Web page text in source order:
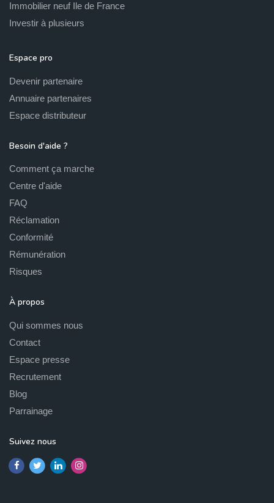
Immobilier neuf Ile de France
Investir à plusieurs
Espace pro
Devenir partenaire
Annuaire partenaires
Espace distributeur
Besoin d'aide ?
Comment ça marche
Centre d'aide
FAQ
Réclamation
Conformité
Rémunération
Risques
À propos
Qui sommes nous
Contact
Espace presse
Recrutement
Blog
Parrainage
Suivez nous